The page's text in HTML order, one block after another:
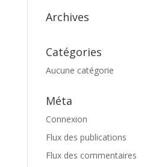
Archives
Catégories
Aucune catégorie
Méta
Connexion
Flux des publications
Flux des commentaires